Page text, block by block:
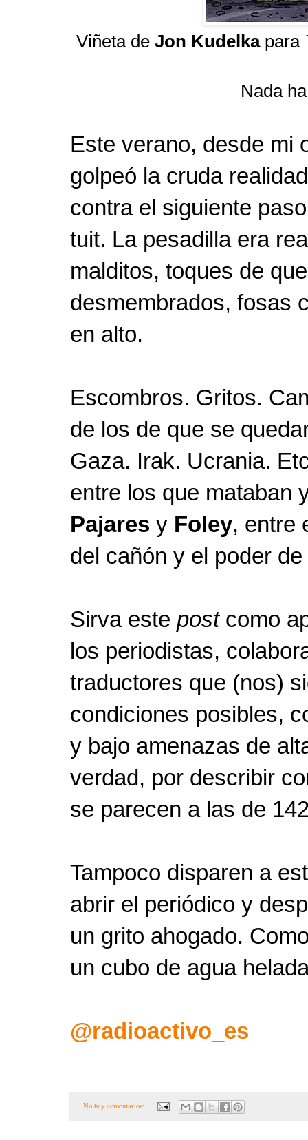
Viñeta de Jon Kudelkapara
Nada
Este verano, desde mi
golpeó la cruda
contra el siguiente
tuit. La pesadilla era
malditos, toques de
desmembrados, fosas
en alto.
Escombros. Gritos.
de los de que se
Gaza. Irak. Ucrania.
entre los que mataban
Pajares y Foley, entre
del cañón y el poder
Sirva este postcomo
los periodistas,
traductores que (nos)
condiciones posibles,
y bajo amenazas de
verdad, por describir
se parecen a las de
Tampoco disparen a
abrir el periódico y
un grito ahogado.
un cubo de agua
@radioactivo_es
No hay comentarios: